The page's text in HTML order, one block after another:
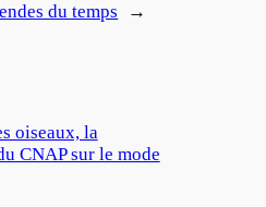
du temps
→
oiseaux, la
CNAP sur le mode